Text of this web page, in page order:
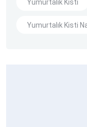
Yumurtalık Kisti
Yumurtalık Kisti